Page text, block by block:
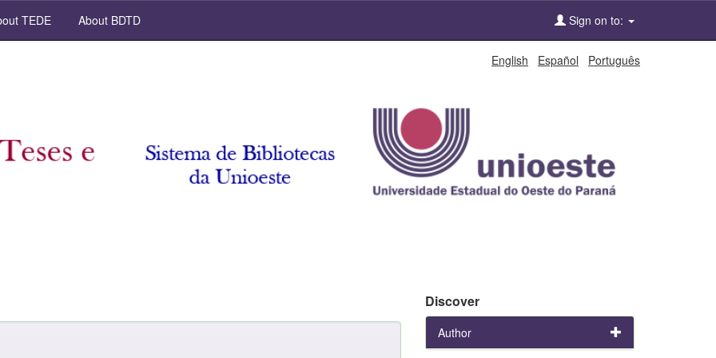
TEDE About BDTD Sign on to:
English Español Português
Discover
Author